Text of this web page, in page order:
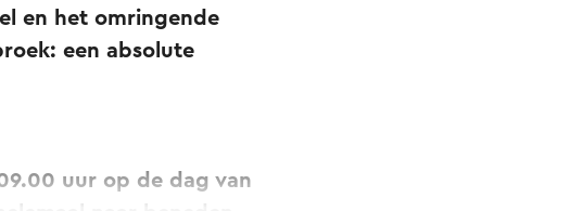
en het omringende
een absolute
uur op de dag van